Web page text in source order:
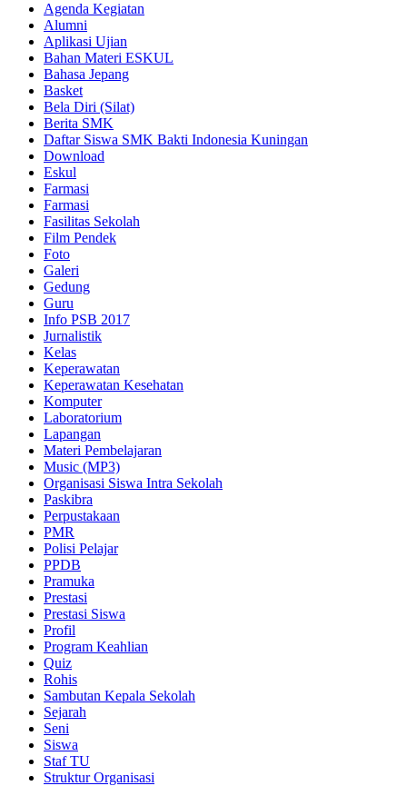
Agenda Kegiatan
Alumni
Aplikasi Ujian
Bahan Materi ESKUL
Bahasa Jepang
Basket
Bela Diri (Silat)
Berita SMK
Daftar Siswa SMK Bakti Indonesia Kuningan
Download
Eskul
Farmasi
Farmasi
Fasilitas Sekolah
Film Pendek
Foto
Galeri
Gedung
Guru
Info PSB 2017
Jurnalistik
Kelas
Keperawatan
Keperawatan Kesehatan
Komputer
Laboratorium
Lapangan
Materi Pembelajaran
Music (MP3)
Organisasi Siswa Intra Sekolah
Paskibra
Perpustakaan
PMR
Polisi Pelajar
PPDB
Pramuka
Prestasi
Prestasi Siswa
Profil
Program Keahlian
Quiz
Rohis
Sambutan Kepala Sekolah
Sejarah
Seni
Siswa
Staf TU
Struktur Organisasi